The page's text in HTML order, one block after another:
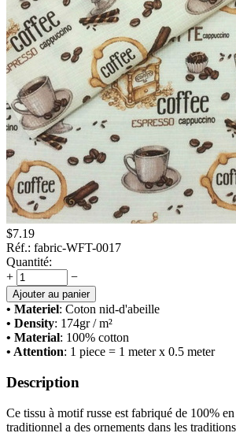
$7.19
Réf.: fabric-WFT-0017
Quantité:
+
−
Ajouter au panier
• Materiel: Сoton nid-d'abeille
• Density: 174gr / m²
• Material: 100% cotton
• Attention: 1 piece = 1 meter x 0.5 meter
Description
Ce tissu à motif russe est fabriqué de 100%
traditionnel a des ornements dans les